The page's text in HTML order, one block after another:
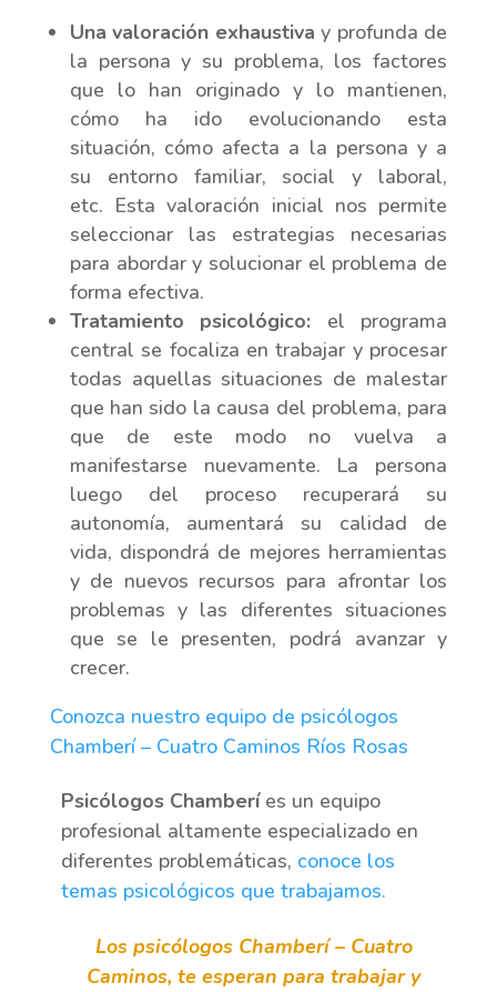
Una valoración exhaustiva y profunda de
la persona y su problema, los factores
que lo han originado y lo mantienen,
cómo ha ido evolucionando esta
situación, cómo afecta a la persona y a
su entorno familiar, social y laboral,
etc. Esta valoración inicial nos permite
seleccionar las estrategias necesarias
para abordar y solucionar el problema de
forma efectiva.
Tratamiento psicológico: el programa
central se focaliza en trabajar y procesar
todas aquellas situaciones de malestar
que han sido la causa del problema, para
que de este modo no vuelva a
manifestarse nuevamente. La persona
luego del proceso recuperará su
autonomía, aumentará su calidad de
vida, dispondrá de mejores herramientas
y de nuevos recursos para afrontar los
problemas y las diferentes situaciones
que se le presenten, podrá avanzar y
crecer.
Conozca nuestro equipo de psicólogos
Chamberí – Cuatro Caminos Ríos Rosas
Psicólogos Chamberíes un equipo
profesional altamente especializado en
diferentes problemáticas, conoce los
temas psicológicos que trabajamos.
Los psicólogos Chamberí – Cuatro
Caminos, te esperan para trabajar y